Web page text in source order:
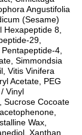
Angustifolia
(Sesame)
Hexapeptide 8,
29,
4,
Simmondsia
Vitis Vinifera
Acetate, PEG
Vinyl
Sucrose Cocoate
Wax,
Xanthan